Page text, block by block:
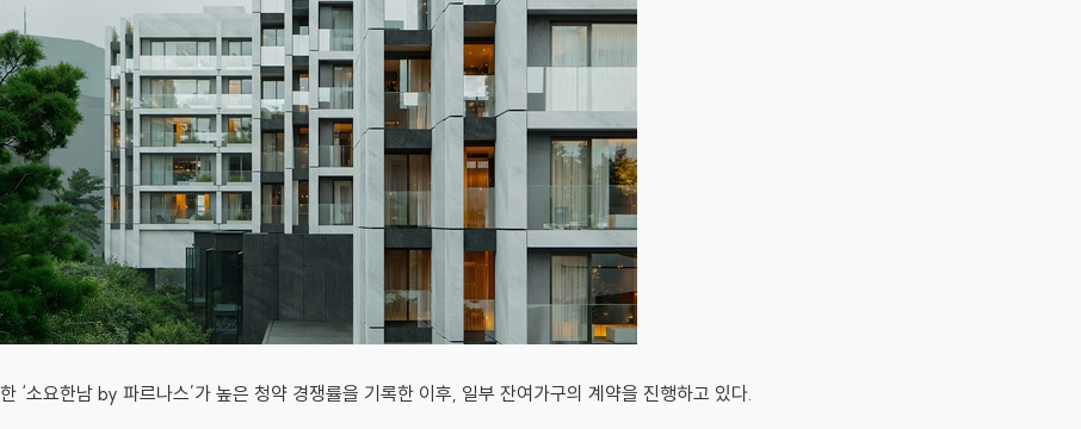
‘소요한남 by 파르나스’가 높은 청약 경쟁률을 기록한 이후, 일부 잔여가구의 계약을 진행하고 있다.